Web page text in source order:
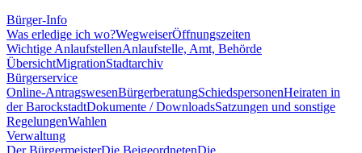
Bürger-Info
Was erledige ich wo?WegweiserÖffnungszeiten
Wichtige AnlaufstellenAnlaufstelle, Amt, Behörde
ÜbersichtMigrationStadtarchiv
Bürgerservice
Online-AntragswesenBürgerberatungSchiedspersonenHeiraten in
der BarockstadtDokumente / DownloadsSatzungen und sonstige
RegelungenWahlen
Verwaltung
Der BürgermeisterDie BeigeordnetenDie